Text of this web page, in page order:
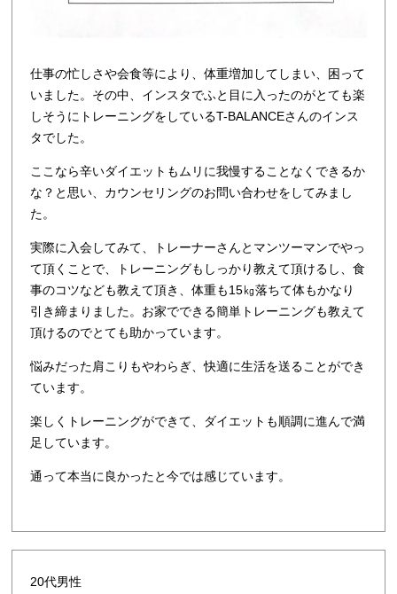
仕事の忙しさや会食等により、体重増加してしまい、困って
いました。その中、インスタでふと目に入ったのがとても楽
しそうにトレーニングをしているT-BALANCEさんのインス
タでした。
ここなら辛いダイエットもムリに我慢することなくできるか
な？と思い、カウンセリングのお問い合わせをしてみまし
た。
実際に入会してみて、トレーナーさんとマンツーマンでやっ
て頂くことで、トレーニングもしっかり教えて頂けるし、食
事のコツなども教えて頂き、体重も15㎏落ちて体もかなり
引き締まりました。お家でできる簡単トレーニングも教えて
頂けるのでとても助かっています。
悩みだった肩こりもやわらぎ、快適に生活を送ることができ
ています。
楽しくトレーニングができて、ダイエットも順調に進んで満
足しています。
通って本当に良かったと今では感じています。
20代男性